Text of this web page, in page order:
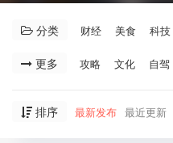
分类 财经 美食 科技
更多 攻略 文化 自驾
排序 最新发布 最近更新